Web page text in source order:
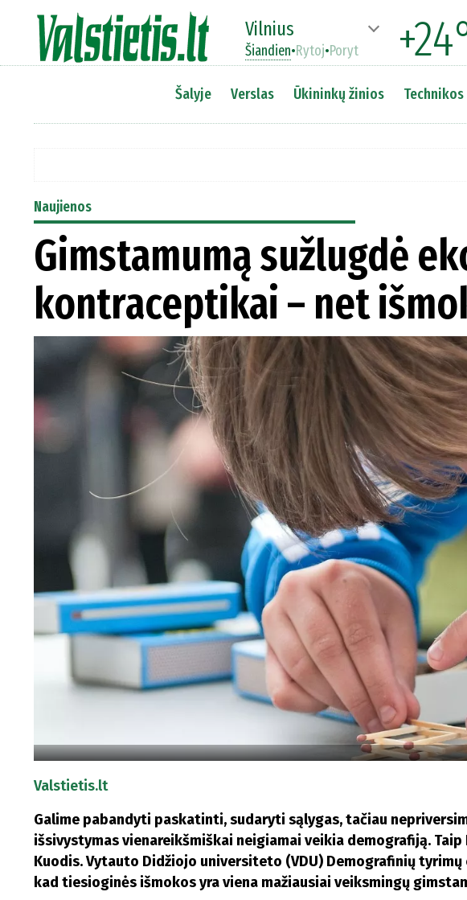
Vilnius
Šiandien•Rytoj•Poryt
Šalyje Verslas Ūkininkų žinios
Naujienos
Gimstamumą sužlugdė
kontraceptikai – net
Valstietis.lt
Galime pabandyti paskatinti, sudaryti sąlygas, tačiau
išsivystymas vienareikšmiškai neigiamai veikia demografiją.
Kuodis. Vytauto Didžiojo universiteto (VDU) Demografinių
kad tiesioginės išmokos yra viena mažiausiai veiksmingų